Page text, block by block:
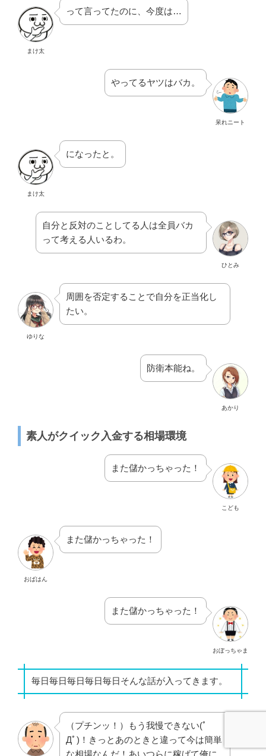
まけ太
って言ってたのに、今度は…
呆れニート
やってるヤツはバカ。
まけ太
になったと。
ひとみ
自分と反対のことしてる人は全員バカ
って考える人いるわ。
ゆりな
周囲を否定することで自分を正当化し
たい。
あかり
防衛本能ね。
素人がクイック入金する相場環境
こども
また儲かっちゃった！
おばはん
また儲かっちゃった！
おぼっちゃま
また儲かっちゃった！
毎日毎日毎日毎日毎日そんな話が入ってきます。
（プチンッ！）もう我慢できない(ﾟ
Дﾟ)！きっとあのときと違って今は簡単
な相場なんだ！あいつらに稼げて俺に